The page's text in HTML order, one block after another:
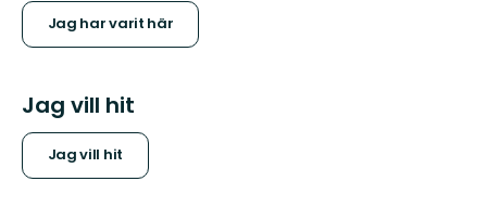
Jag har varit här
Jag vill hit
Jag vill hit